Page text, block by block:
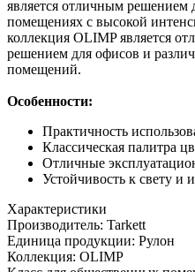
является отличным решением
помещениях с высокой
коллекция OLIMP является
решением для офисов и
помещений.
Особенности:
Практичность
Классическая палитра
Отличные
Устойчивость к свету и
Характеристики
Производитель: Tarkett
Единица продукции: Рулон
Коллекция: OLIMP